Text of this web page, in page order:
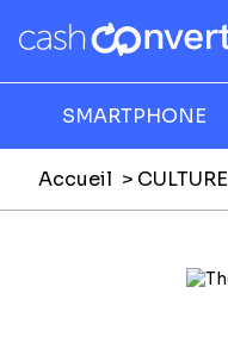
SMARTPHONE
Accueil CULTURE